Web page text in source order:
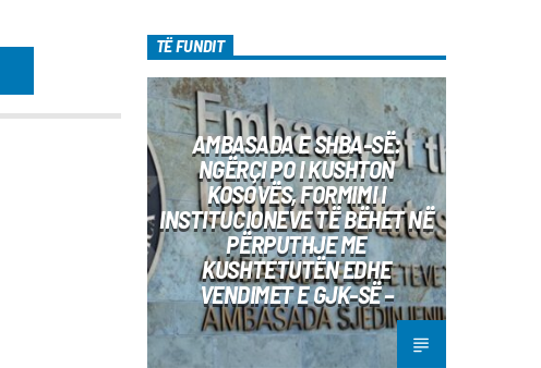
Luljeta Beqiri Kontakti: Viber: +383 45
471 848 SMS: Dërgo Mesazh
TË FUNDIT
AMBASADA E SHBA-SË:
NGËRÇI PO I KUSHTON
KOSOVËS, FORMIMI I
INSTITUCIONEVE TË BËHET NË
PËRPUTHJE ME
KUSHTETUTËN EDHE
VENDIMET E GJK-SË –